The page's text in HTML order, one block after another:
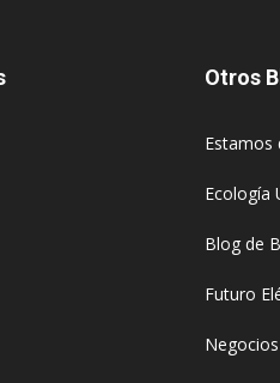
Otros
Estamos
Ecología
Blog de
Futuro